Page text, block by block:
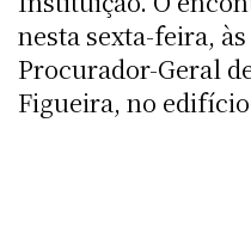
nesta sexta-feira,
Procurador-Geral
Figueira, no